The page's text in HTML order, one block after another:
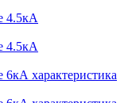
4.5кА
4.5кА
характеристика